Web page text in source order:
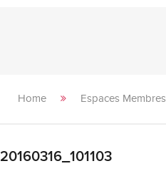
Home Espaces Membres
20160316_101103